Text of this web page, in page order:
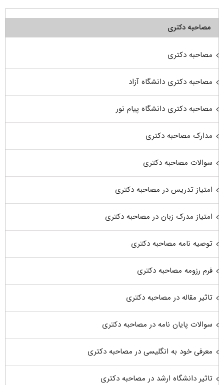
مصاحبه دکتری
مصاحبه دکتری
مصاحبه دکتری دانشگاه آزاد
مصاحبه دکتری دانشگاه پیام نور
مدارک مصاحبه دکتری
سوالات مصاحبه دکتری
امتیاز تدریس در مصاحبه دکتری
امتیاز مدرک زبان در مصاحبه دکتری
توصیه نامه مصاحبه دکتری
فرم رزومه مصاحبه دکتری
تاثیر مقاله در مصاحبه دکتری
سوالات پایان نامه در مصاحبه دکتری
معرفی خود به انگلیسی در مصاحبه دکتری
تاثیر دانشگاه ارشد در مصاحبه دکتری